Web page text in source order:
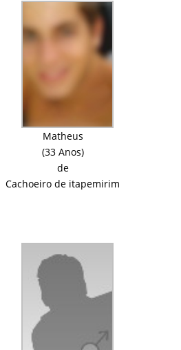
Matheus
(33 Anos)
de
Cachoeiro de itapemirim